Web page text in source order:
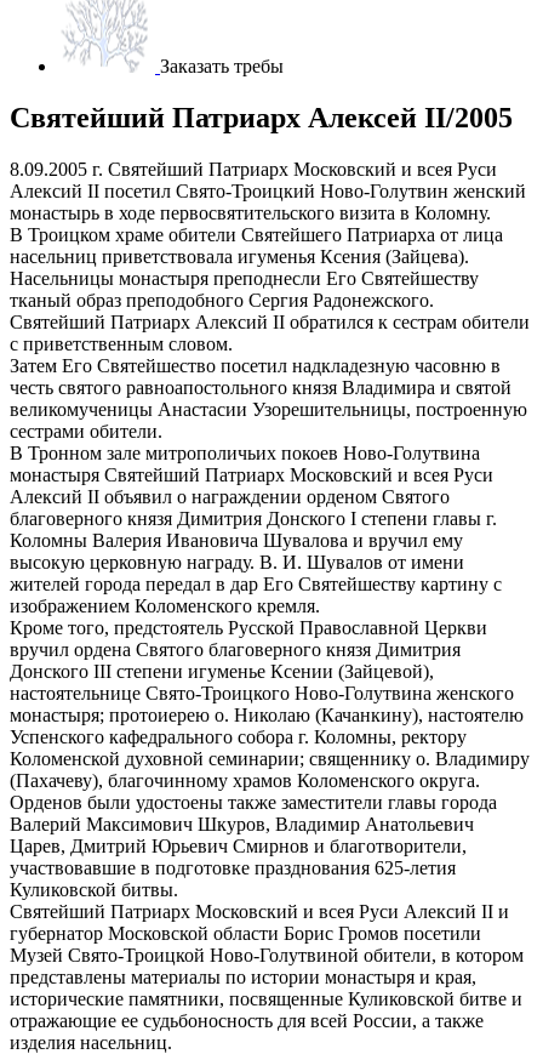
Заказать требы
Святейший Патриарх Алексей II/2005
8.09.2005 г. Святейший Патриарх Московский и всея Руси
Алексий II посетил Свято-Троицкий Ново-Голутвин женский
монастырь в ходе первосвятительского визита в Коломну.
В Троицком храме обители Святейшего Патриарха от лица
насельниц приветствовала игуменья Ксения (Зайцева).
Насельницы монастыря преподнесли Его Святейшеству
тканый образ преподобного Сергия Радонежского.
Святейший Патриарх Алексий II обратился к сестрам обители
с приветственным словом.
Затем Его Святейшество посетил надкладезную часовню в
честь святого равноапостольного князя Владимира и святой
великомученицы Анастасии Узорешительницы, построенную
сестрами обители.
В Тронном зале митрополичьих покоев Ново-Голутвина
монастыря Святейший Патриарх Московский и всея Руси
Алексий II объявил о награждении орденом Святого
благоверного князя Димитрия Донского I степени главы г.
Коломны Валерия Ивановича Шувалова и вручил ему
высокую церковную награду. В. И. Шувалов от имени
жителей города передал в дар Его Святейшеству картину с
изображением Коломенского кремля.
Кроме того, предстоятель Русской Православной Церкви
вручил ордена Святого благоверного князя Димитрия
Донского III степени игуменье Ксении (Зайцевой),
настоятельнице Свято-Троицкого Ново-Голутвина женского
монастыря; протоиерею о. Николаю (Качанкину), настоятелю
Успенского кафедрального собора г. Коломны, ректору
Коломенской духовной семинарии; священнику о. Владимиру
(Пахачеву), благочинному храмов Коломенского округа.
Орденов были удостоены также заместители главы города
Валерий Максимович Шкуров, Владимир Анатольевич
Царев, Дмитрий Юрьевич Смирнов и благотворители,
участвовавшие в подготовке празднования 625-летия
Куликовской битвы.
Святейший Патриарх Московский и всея Руси Алексий II и
губернатор Московской области Борис Громов посетили
Музей Свято-Троицкой Ново-Голутвиной обители, в котором
представлены материалы по истории монастыря и края,
исторические памятники, посвященные Куликовской битве и
отражающие ее судьбоносность для всей России, а также
изделия насельниц.